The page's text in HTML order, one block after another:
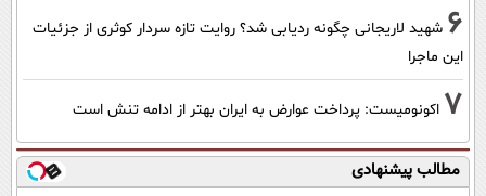
6 شهید لاریجانی چگونه ردیابی شد؟ روایت تازه سردار کوثری از جزئیات
این ماجرا
7 اکونومیست: پرداخت عوارض به ایران بهتر از ادامه تنش است
مطالب پیشنهادی